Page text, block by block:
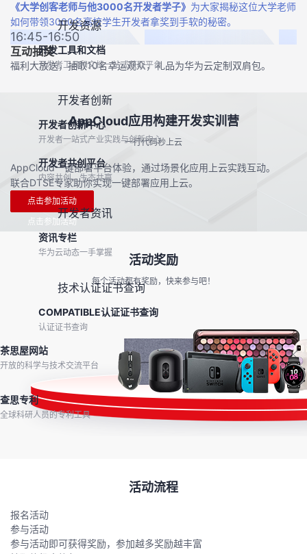
开发资源
开发工具和文档
开发者工具和文档一站式获取平台
开发者创新
开发者创新中心
开发者一站式产业实践与创新中心
开发者共创平台
内容共创，生态共赢
开发者资讯
资讯专栏
华为云动态一手掌握
技术认证证书查询
COMPATIBLE认证证书查询
认证证书查询
茶思屋网站
开放的科学与技术交流平台
查思专利
全球科研人员的专利工具
《大学创客老师与他3000名开发者学子》 为大家揭秘这位大学老师
如何带领3000名高校学生开发者拿奖到手软的秘密。
16:45-16:50
互动抽奖
福利大放送，抽取10名幸运观众，礼品为华为云定制双肩包。
AppCloud应用构建开发实训营
一行代码秒上云
AppCloud一键部署平台体验，通过场景化应用上云实践互动。
联合DTSE专家助你实现一键部署应用上云。
点击参加活动
点击参加活动
活动奖励
每个活动都有奖励，快来参与吧！
活动流程
报名活动
参与活动
参与活动即可获得奖励，参加越多奖励越丰富